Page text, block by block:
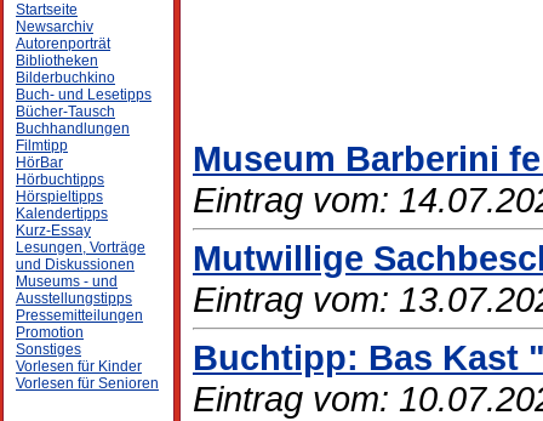
Startseite
Newsarchiv
Autorenporträt
Bibliotheken
Bilderbuchkino
Buch- und Lesetipps
Bücher-Tausch
Buchhandlungen
Filmtipp
HörBar
Hörbuchtipps
Hörspieltipps
Kalendertipps
Kurz-Essay
Lesungen, Vorträge
und Diskussionen
Museums - und
Ausstellungstipps
Pressemitteilungen
Promotion
Sonstiges
Vorlesen für Kinder
Vorlesen für Senioren
Museum Barberini
Eintrag vom:
Mutwillige
Eintrag vom:
Buchtipp: Bas Kast
Eintrag vom: